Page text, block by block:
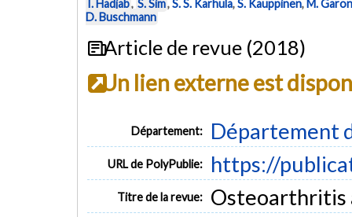
I. Hadjab, S. Sim,S. S. Karhula,S. Kauppinen,M. Garon
D. Buschmann
Article de revue (2018)
Un lien externe est
Département: Département
URL de PolyPublie: https://
Titre de la revue: Osteoarthritis